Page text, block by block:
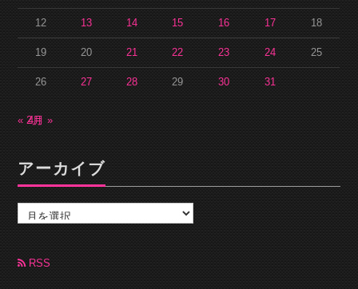
12 13 14 15 16 17 18
19 20 21 22 23 24 25
26 27 28 29 30 31
« 2月4月 »
アーカイブ
カ
ブ RSS